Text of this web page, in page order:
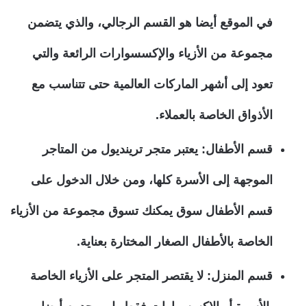
في الموقع أيضا هو القسم الرجالي، والذي يتضمن
مجموعة من الأزياء والإكسسوارات الرائعة والتي
تعود إلى أشهر الماركات العالمية حتى تتناسب مع
الأذواق الخاصة بالعملاء.
قسم الأطفال: يعتبر متجر ترينديول من المتاجر
الموجهة إلى الأسرة كلها، ومن خلال الدخول على
قسم الأطفال سوق يمكنك تسوق مجموعة من الأزياء
الخاصة بالأطفال الصغار المختارة بعناية.
قسم المنزل: لا يقتصر المتجر على الأزياء الخاصة